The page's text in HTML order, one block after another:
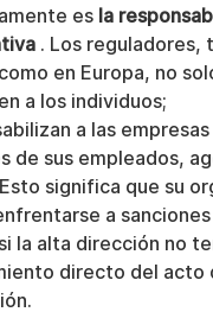
es la
. Los reguladores,
como en Europa, no
a los individuos;
a las
de sus empleados,
significa que su
a
la alta dirección no
directo del acto